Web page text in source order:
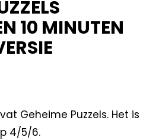
10 MINUTEN
Geheime Puzzels. Het is
4/5/6.